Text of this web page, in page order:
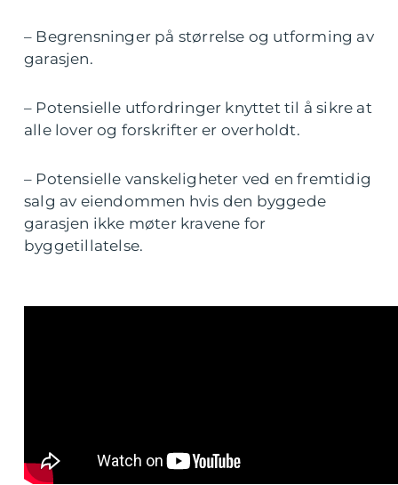
– Begrensninger på størrelse og utforming av
garasjen.
– Potensielle utfordringer knyttet til å sikre at
alle lover og forskrifter er overholdt.
– Potensielle vanskeligheter ved en fremtidig
salg av eiendommen hvis den byggede
garasjen ikke møter kravene for
byggetillatelse.